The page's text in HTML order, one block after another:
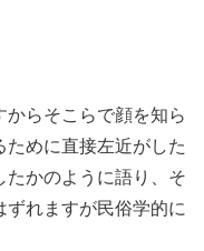
らそこらで顔を知ら
めに直接左近がした
かのように語り、そ
れますが民俗学的に